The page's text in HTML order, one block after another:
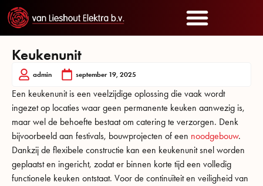
Keukenunit
admin september 19, 2025
Een keukenunit is een veelzijdige oplossing die vaak wordt
ingezet op locaties waar geen permanente keuken aanwezig is,
maar wel de behoefte bestaat om catering te verzorgen. Denk
bijvoorbeeld aan festivals, bouwprojecten of een noodgebouw.
Dankzij de flexibele constructie kan een keukenunit snel worden
geplaatst en ingericht, zodat er binnen korte tijd een volledig
functionele keuken ontstaat. Voor de continuïteit en veiligheid van